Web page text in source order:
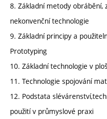
8. Základní metody obrábění,
nekonvenční technologie
9. Základní principy a
Prototyping
10. Základní technologie v
11. Technologie spojování
12. Podstata
použití v průmyslové praxi